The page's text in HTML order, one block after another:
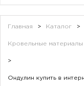
Главная > Каталог >
Кровельные материалы
>
Ондулин купить в